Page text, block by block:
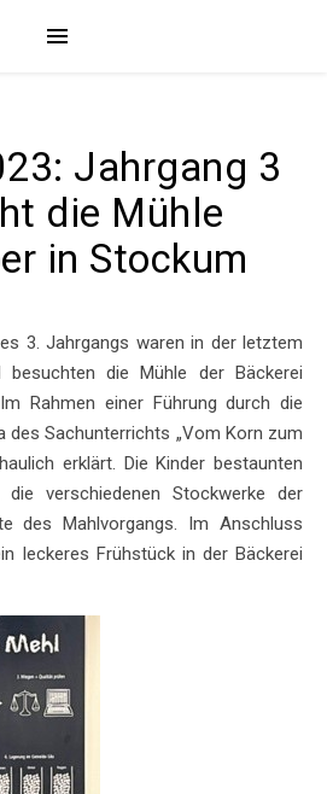
Jahrgang 3
die Mühle
in Stockum
3. Jahrgangs waren in der letztem
besuchten die Mühle der Bäckerei
Rahmen einer Führung durch die
des Sachunterrichts „Vom Korn zum
erklärt. Die Kinder bestaunten
verschiedenen Stockwerke der
des Mahlvorgangs. Im Anschluss
leckeres Frühstück in der Bäckerei